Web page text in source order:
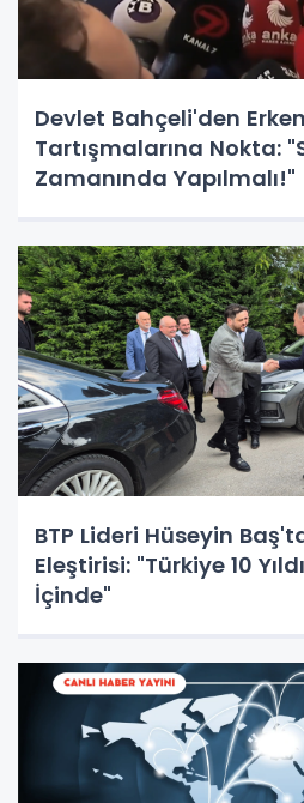
Devlet Bahçeli'den
Tartışmalarına Nokta:
Zamanında Yapılmalı!"
BTP Lideri Hüseyin
Eleştirisi: "Türkiye 10
İçinde"